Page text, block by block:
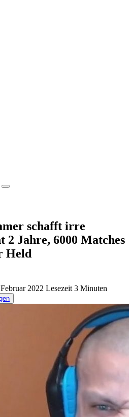
schafft irre
2 Jahre, 6000 Matches
Held
2022 Lesezeit 3 Minuten